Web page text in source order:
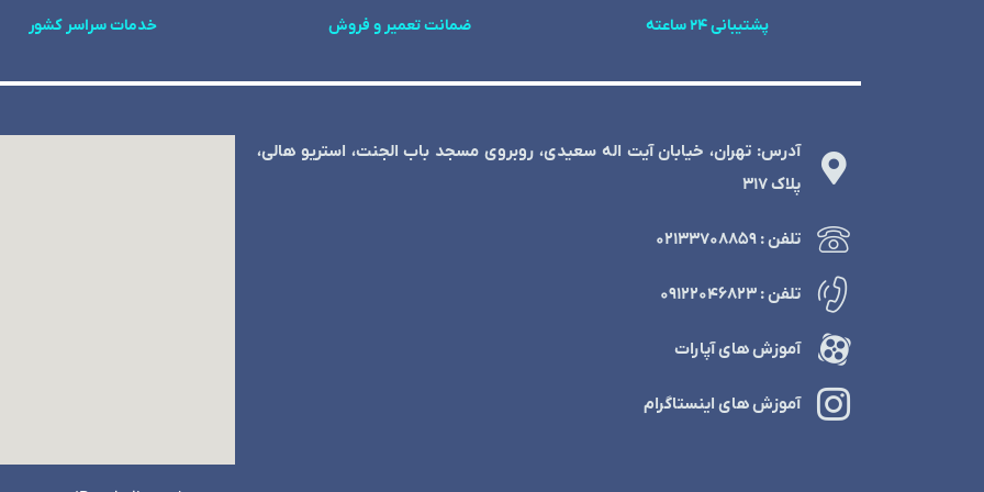
پشتیبانی 24 ساعته ضمانت تعمیر و فروش خدمات سراسر کشور
آدرس: تهران، خیابان آیت اله سعیدی، روبروی مسجد باب الجنت، استریو هالی،
پلاک 317
تلفن : ۰۲۱۳۳۷۰۸۸۵۹
تلفن : ۰۹۱۲۲۰۴۶۸۲۳
آموزش های آپارات
آموزش های اینستاگرام